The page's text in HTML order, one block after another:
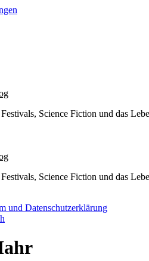
Science Fiction und das
Science Fiction und das
und Datenschutzerklärung